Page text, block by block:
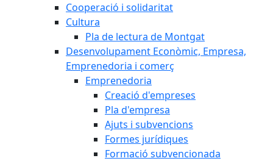
Cooperació i solidaritat
Cultura
Pla de lectura de Montgat
Desenvolupament Econòmic, Empresa,
Emprenedoria i comerç
Emprenedoria
Creació d'empreses
Pla d'empresa
Ajuts i subvencions
Formes jurídiques
Formació subvencionada